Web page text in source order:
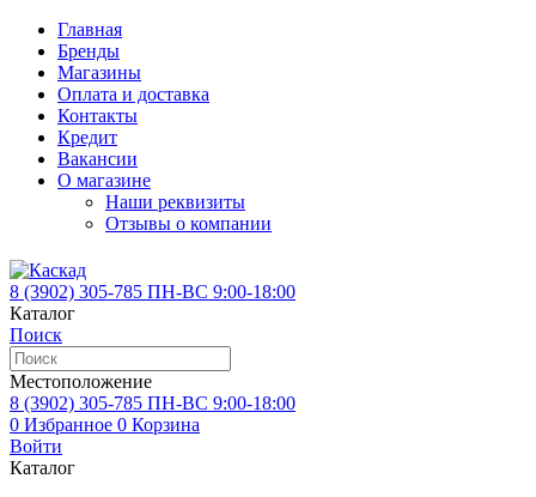
Главная
Бренды
Магазины
Оплата и доставка
Контакты
Кредит
Вакансии
О магазине
Наши реквизиты
Отзывы о компании
8 (3902) 305-785 ПН-ВС 9:00-18:00
Каталог
Поиск
Местоположение
8 (3902) 305-785 ПН-ВС 9:00-18:00
0 Избранное 0 Корзина
Войти
Каталог